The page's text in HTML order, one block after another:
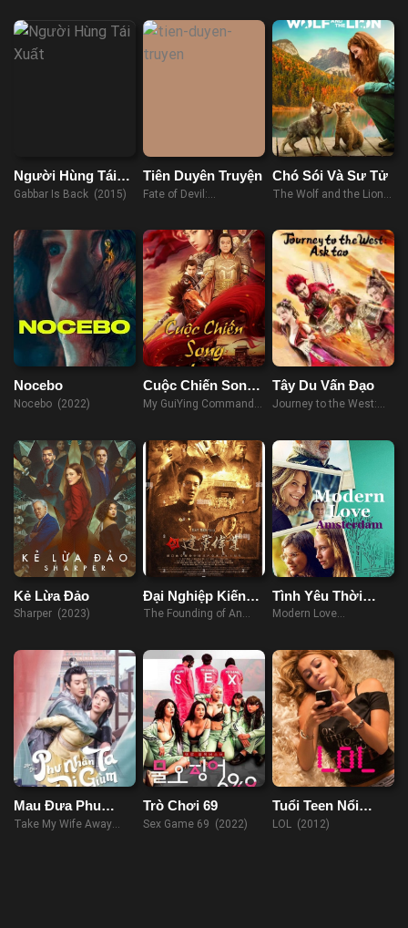
Người Hùng Tái
Xuất
Gabbar Is Back (2015)
Tiên Duyên Truyện
Fate of Devil:
Chó Sói Và Sư Tử
The Wolf and the Lion
Nocebo
Nocebo (2022)
Cuộc Chiến Song
Liao
My GuiYing Command
Tây Du Vấn Đạo
Journey to the West:
Kẻ Lừa Đảo
Sharper (2023)
Đại Nghiệp Kiến
Quân
The Founding of An
Tình Yêu Thời
Hiện Đại
Modern Love
Mau Đưa Phu
Nhân Ta Đi Giùm
Take My Wife Away
Trò Chơi 69
Sex Game 69 (2022)
Tuổi Teen Nổi
Loạn
LOL (2012)